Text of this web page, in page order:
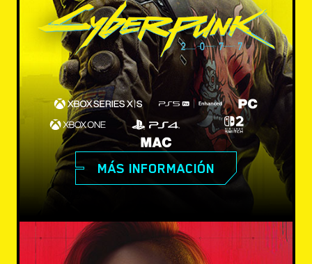
MÁS INFORMACIÓN